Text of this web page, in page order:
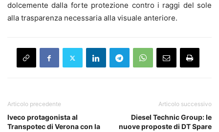
dolcemente dalla forte protezione contro i raggi del sole
alla trasparenza necessaria alla visuale anteriore.
Articolo precedente
Iveco protagonista al
Transpotec di Verona con la
Articolo successivo
Diesel Technic Group: le
nuove proposte di DT Spare